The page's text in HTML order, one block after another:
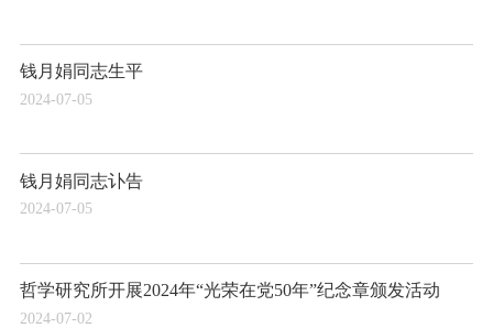
钱月娟同志生平
2024-07-05
钱月娟同志讣告
2024-07-05
哲学研究所开展2024年“光荣在党50年”纪念章颁发活动
2024-07-02